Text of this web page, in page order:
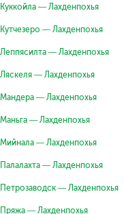
Куккойла — Лахденпохья
Кутчезеро — Лахденпохья
Леппясилта — Лахденпохья
Ляскеля — Лахденпохья
Мандера — Лахденпохья
Маньга — Лахденпохья
Мийнала — Лахденпохья
Палалахта — Лахденпохья
Петрозаводск — Лахденпохья
Пряжа — Лахденпохья